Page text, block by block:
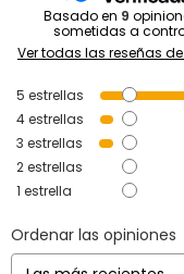
Basado en 9
sometidas a
Ver todas las reseñas
5 estrellas
4estrellas
3 estrellas
2estrellas
1 estrella
Ordenar las opiniones